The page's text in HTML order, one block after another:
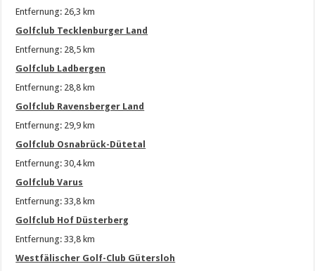
Entfernung: 26,3 km
Golfclub Tecklenburger Land
Entfernung: 28,5 km
Golfclub Ladbergen
Entfernung: 28,8 km
Golfclub Ravensberger Land
Entfernung: 29,9 km
Golfclub Osnabrück-Dütetal
Entfernung: 30,4 km
Golfclub Varus
Entfernung: 33,8 km
Golfclub Hof Düsterberg
Entfernung: 33,8 km
Westfälischer Golf-Club Gütersloh